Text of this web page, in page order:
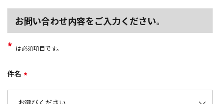
お問い合わせ内容をご入力ください。
* は必須項目です。
件名 *